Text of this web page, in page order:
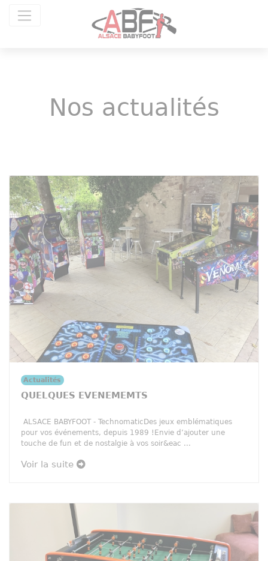
Nos actualités
Actualités
QUELQUES EVENEMEMTS
ALSACE BABYFOOT - TechnomaticDes jeux emblématiques
pour vos événements, depuis 1989 !Envie d’ajouter une
touche de fun et de nostalgie à vos soir&eac ...
Voir la suite
Panneau de gestion des cookies